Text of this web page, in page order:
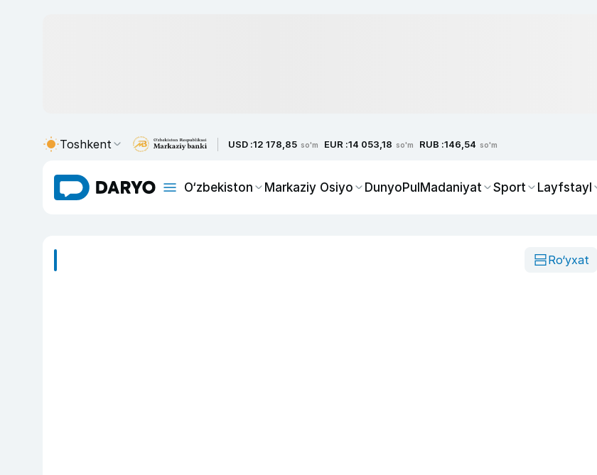
Toshkent USD :12 178,85 so'm EUR :14 053,18 so'm RUB :146,54 so'm
O‘zbekiston Markaziy Osiyo DunyoPulMadaniyat Sport Layfstayl
Ro‘yxat